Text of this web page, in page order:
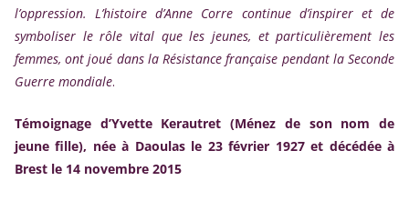
l’oppression. L’histoire d’Anne Corre continue d’inspirer et de
symboliser le rôle vital que les jeunes, et particulièrement les
femmes, ont joué dans la Résistance française pendant la Seconde
Guerre mondiale.
Témoignage d’Yvette Kerautret (Ménez de son nom de
jeune fille), née à Daoulas le 23 février 1927 et décédée à
Brest le 14 novembre 2015